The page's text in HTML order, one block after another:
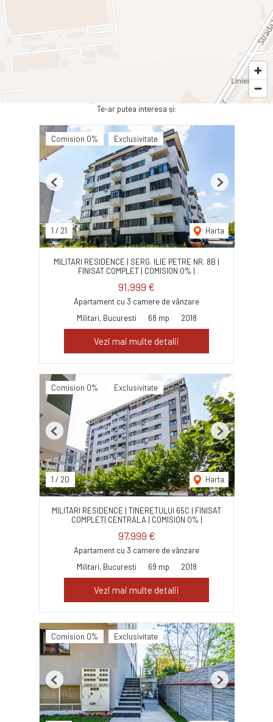
Te-ar putea interesa și:
Comision 0% Exclusivitate
1 / 21 Harta
Previous Next
MILITARI RESIDENCE | SERG. ILIE PETRE NR. 8B |
FINISAT COMPLET | COMISION 0% |
91,999 €
Apartament cu 3 camere de vânzare
Militari, Bucuresti
68 mp 2018
Vezi mai multe detalii
Comision 0% Exclusivitate
1 / 20 Harta
Previous Next
MILITARI RESIDENCE | TINERETULUI 65C | FINISAT
COMPLET| CENTRALA | COMISION 0% |
97,999 €
Apartament cu 3 camere de vânzare
Militari, Bucuresti
69 mp 2018
Vezi mai multe detalii
Comision 0% Exclusivitate
Previous Next